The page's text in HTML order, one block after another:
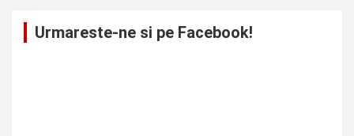
Urmareste-ne si pe Facebook!